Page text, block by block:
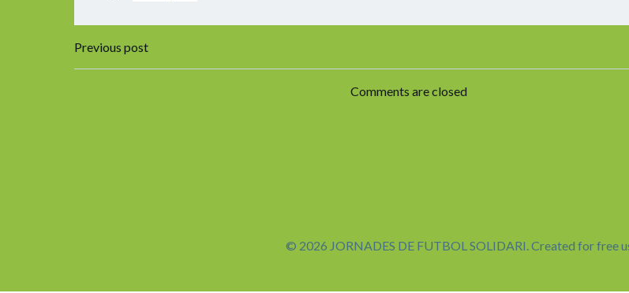
Navegación
Previous post
Comments are closed
© 2026 JORNADES DE FUTBOL SOLIDARI. Created for free